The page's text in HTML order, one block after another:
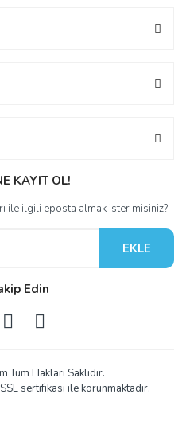
KAYIT OL!
ile ilgili eposta almak ister misiniz?
EKLE
Edin
Hakları Saklıdır.
sertifikası ile korunmaktadır.